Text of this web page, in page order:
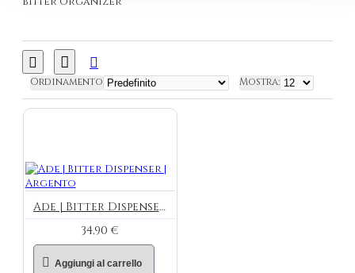
Ordinamento Mostra:
Ade | Bitter Dispenser | Argento
34,90 €
Aggiungi al carrello